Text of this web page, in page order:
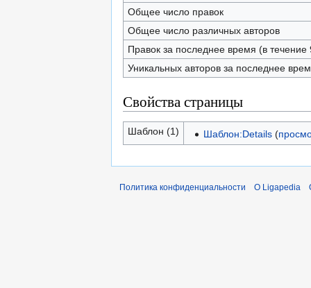
Общее число правок
Общее число различных авторов
Правок за последнее время (в течение
Уникальных авторов за последнее
Свойства страницы
Шаблон (1) Шаблон:Details(
Политика конфиденциальности О Ligapedia